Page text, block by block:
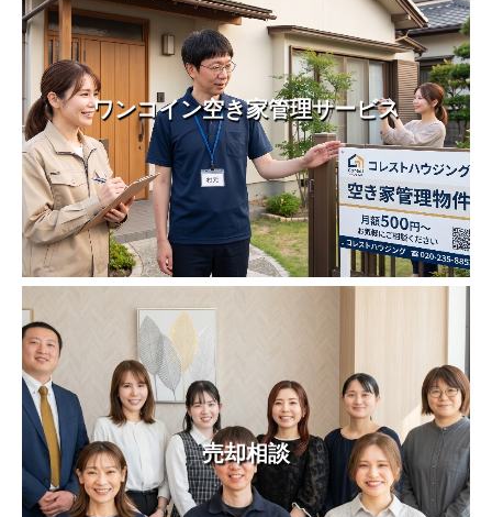
ワンコイン空き家管理サービス
売却相談